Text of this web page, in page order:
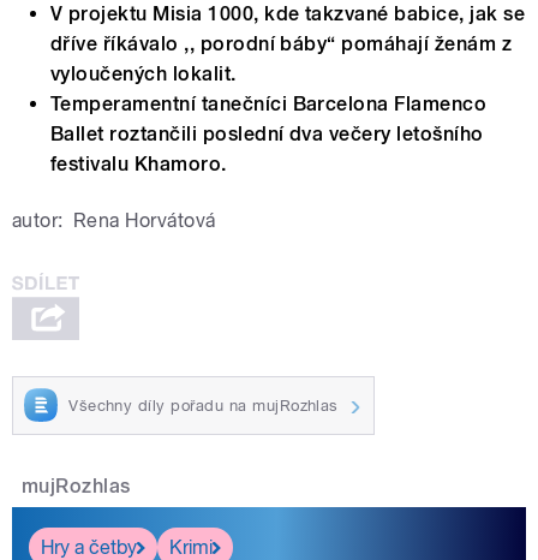
V projektu Misia 1000, kde takzvané babice, jak se
dříve říkávalo ,, porodní báby“ pomáhají ženám z
vyloučených lokalit.
Temperamentní tanečníci Barcelona Flamenco
Ballet roztančili poslední dva večery letošního
festivalu Khamoro.
autor: Rena Horvátová
Všechny díly pořadu na mujRozhlas
mujRozhlas
Hry a četby
Krimi